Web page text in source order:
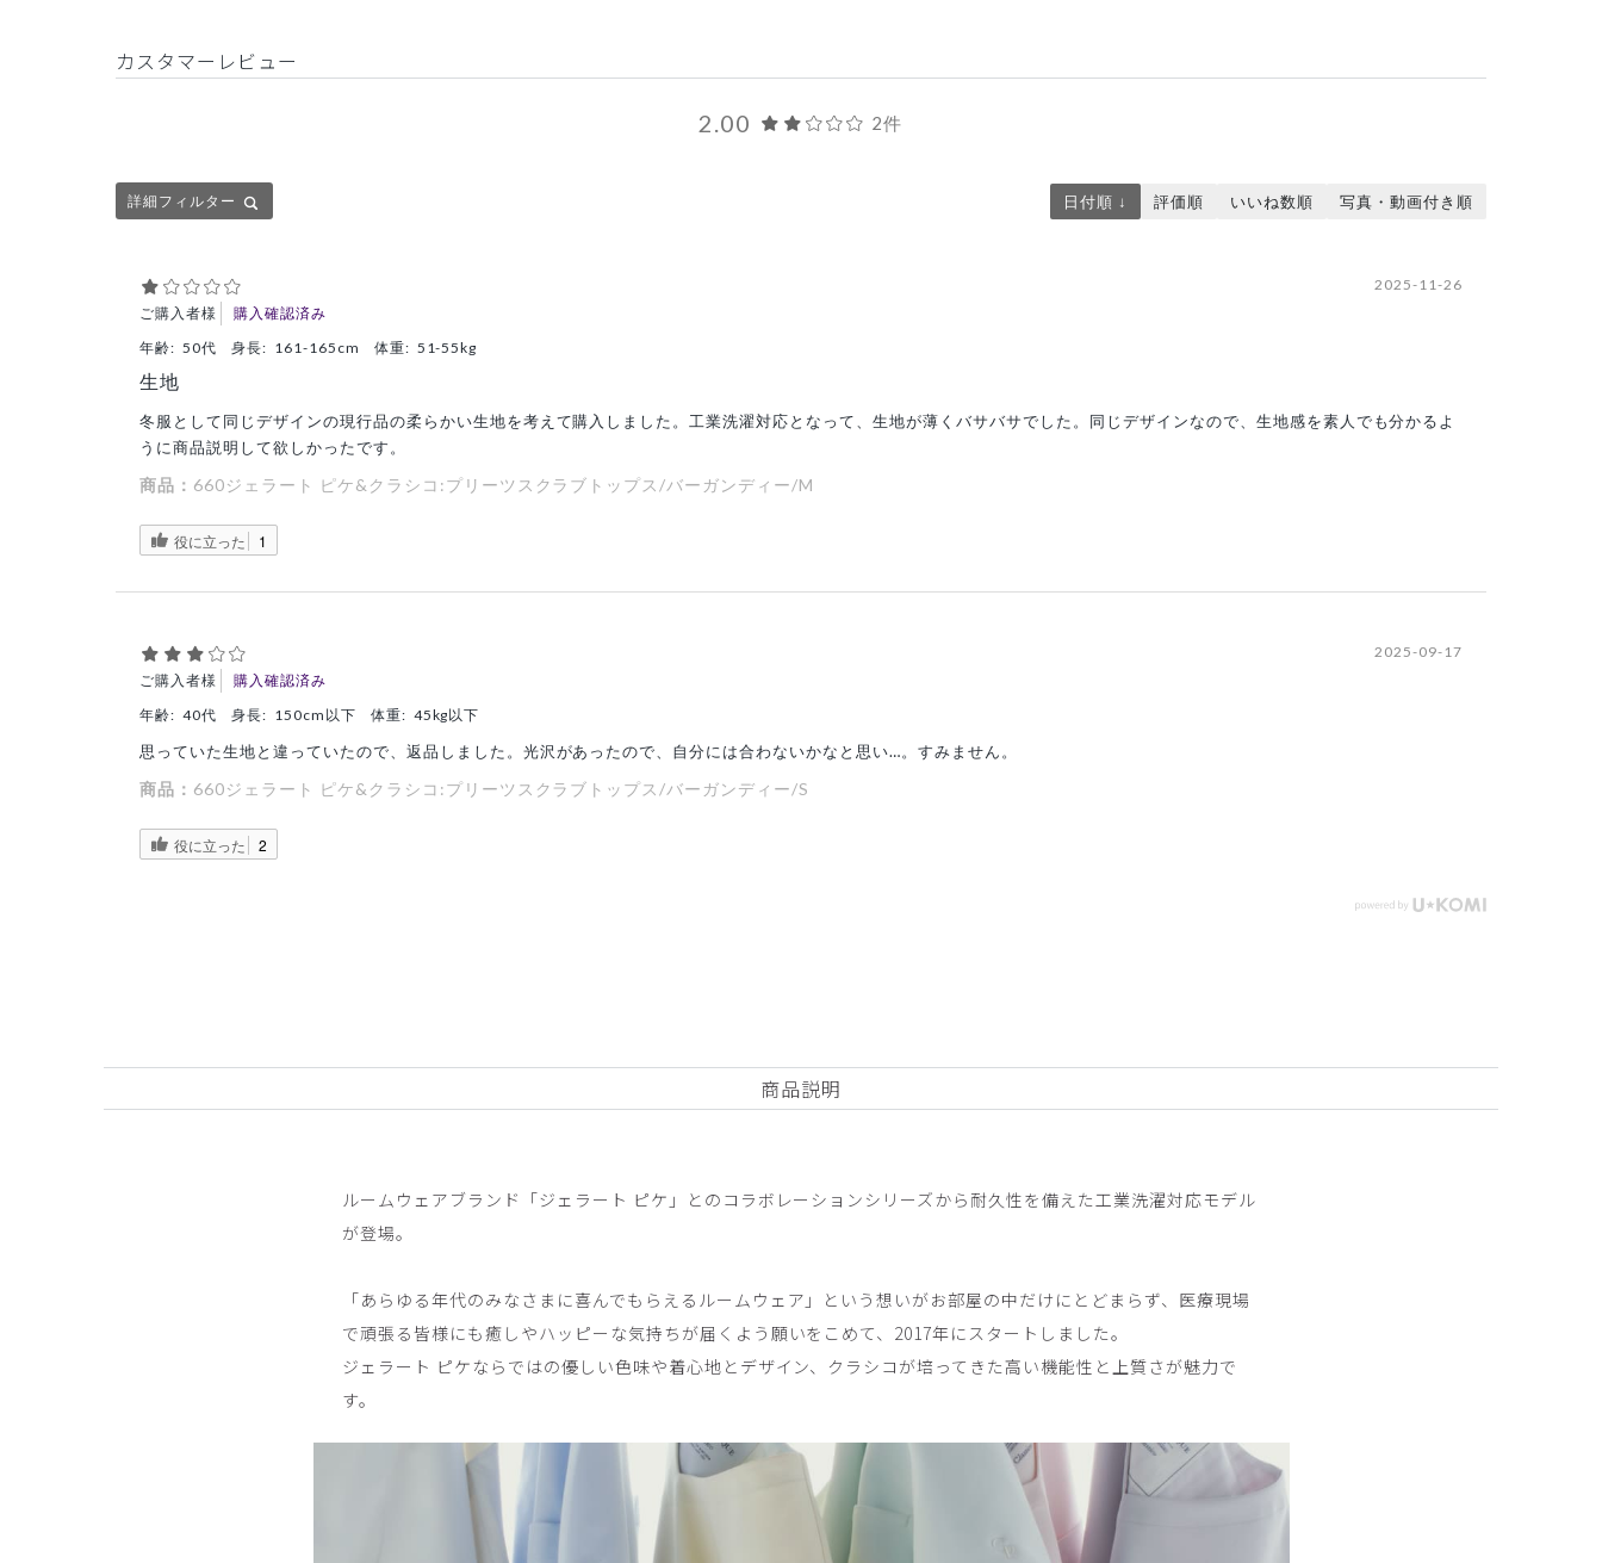
カスタマーレビュー
2.00 2件
詳細フィルター 日付順 ↓ 評価順 いいね数順 写真・動画付き順
ご購入者様 購入確認済み
2025-11-26
年齢: 50代 身長: 161-165cm 体重: 51-55kg
生地
冬服として同じデザインの現行品の柔らかい生地を考えて購入しました。工業洗濯対応となって、生地が薄くバサバサでした。同じデザインなので、生地感を素人でも分かるよ
うに商品説明して欲しかったです。
商品： 660ジェラート ピケ&クラシコ:プリーツスクラブトップス/バーガンディー/M
役に立った 1
ご購入者様 購入確認済み
2025-09-17
年齢: 40代 身長: 150cm以下 体重: 45kg以下
思っていた生地と違っていたので、返品しました。光沢があったので、自分には合わないかなと思い…。すみません。
商品： 660ジェラート ピケ&クラシコ:プリーツスクラブトップス/バーガンディー/S
役に立った 2
商品説明
ルームウェアブランド「ジェラート ピケ」とのコラボレーションシリーズから耐久性を備えた工業洗濯対応モデル
が登場。
「あらゆる年代のみなさまに喜んでもらえるルームウェア」という想いがお部屋の中だけにとどまらず、医療現場
で頑張る皆様にも癒しやハッピーな気持ちが届くよう願いをこめて、2017年にスタートしました。
ジェラート ピケならではの優しい色味や着心地とデザイン、クラシコが培ってきた高い機能性と上質さが魅力で
す。